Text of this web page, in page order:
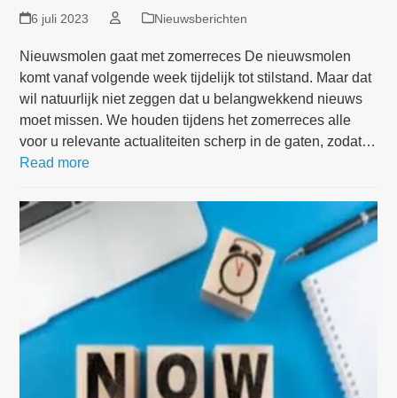
6 juli 2023 Nieuwsberichten
Nieuwsmolen gaat met zomerreces De nieuwsmolen
komt vanaf volgende week tijdelijk tot stilstand. Maar dat
wil natuurlijk niet zeggen dat u belangwekkend nieuws
moet missen. We houden tijdens het zomerreces alle
voor u relevante actualiteiten scherp in de gaten, zodat…
Read more